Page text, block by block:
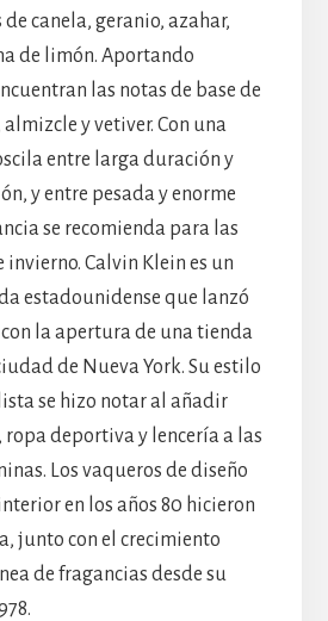
canela, geranio, azahar,
de limón. Aportando
las notas de base de
y vetiver. Con una
entre larga duración y
y entre pesada y enorme
se recomienda para las
invierno. Calvin Klein es un
estadounidense que lanzó
con la apertura de una tienda
de Nueva York. Su estilo
se hizo notar al añadir
ropa deportiva y lencería a las
Los vaqueros de diseño
en los años 80 hicieron
junto con el crecimiento
de fragancias desde su